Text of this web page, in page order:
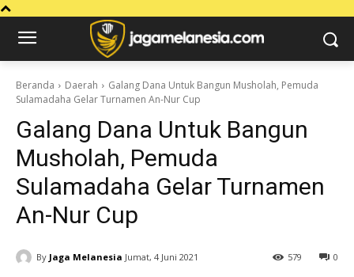
Beranda Daerah
Galang Dana Untuk Bangun Musholah, Pemuda
Sulamadaha Gelar Turnamen An-Nur Cup
Galang Dana Untuk Bangun
Musholah, Pemuda
Sulamadaha Gelar Turnamen
An-Nur Cup
By Jaga Melanesia Jumat, 4 Juni 2021 0
579